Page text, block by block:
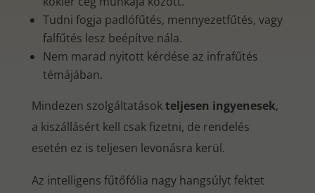
Tudni fogja padlófűtés, mennyezetfűtés, vagy
falfűtés lesz beépítve nála.
Nem marad nyitott kérdése az infrafűtés
témájában.
Mindezen szolgáltatásokteljesen ingyenesek,
a kiszállásért kell csak fizetni, de rendelés
esetén ez is teljesen levonásra kerül.
Az intelligens fűtőfólia nagy hangsúlyt fektet